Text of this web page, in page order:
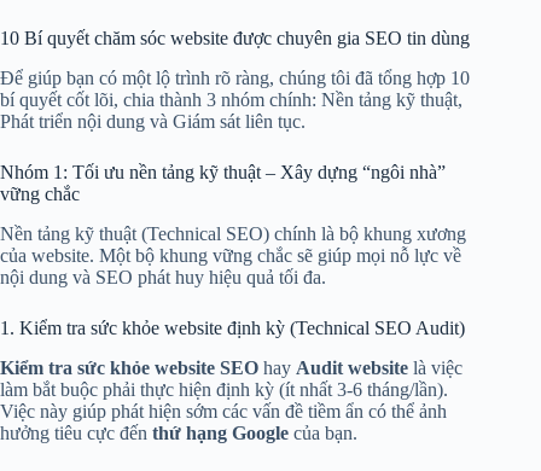
10 Bí quyết chăm sóc website được chuyên gia SEO tin dùng
Để giúp bạn có một lộ trình rõ ràng, chúng tôi đã tổng hợp 10
bí quyết cốt lõi, chia thành 3 nhóm chính: Nền tảng kỹ thuật,
Phát triển nội dung và Giám sát liên tục.
Nhóm 1: Tối ưu nền tảng kỹ thuật – Xây dựng “ngôi nhà”
vững chắc
Nền tảng kỹ thuật (Technical SEO) chính là bộ khung xương
của website. Một bộ khung vững chắc sẽ giúp mọi nỗ lực về
nội dung và SEO phát huy hiệu quả tối đa.
1. Kiểm tra sức khỏe website định kỳ (Technical SEO Audit)
Kiểm tra sức khỏe website SEO hay Audit website là việc
làm bắt buộc phải thực hiện định kỳ (ít nhất 3-6 tháng/lần).
Việc này giúp phát hiện sớm các vấn đề tiềm ẩn có thể ảnh
hưởng tiêu cực đến thứ hạng Google của bạn.